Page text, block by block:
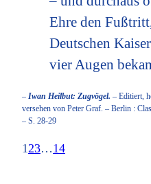
Ehre den
Deutschen
vier Augen
– Iwan Heilbut: Zugvögel. – Editiert,
versehen von Peter Graf. – Berlin :
– S. 28-29
123…14